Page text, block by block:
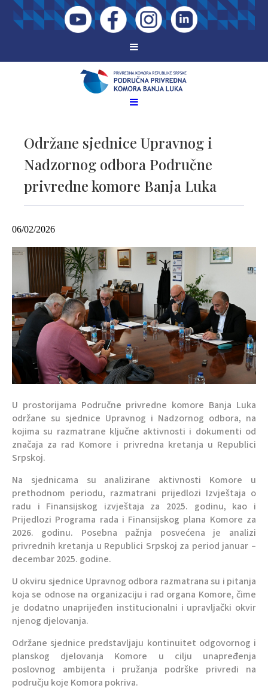
Održane sjednice Upravnog i
Nadzornog odbora Područne
privredne komore Banja Luka
06/02/2026
U prostorijama Područne privredne komore Banja Luka
održane su sjednice Upravnog i Nadzornog odbora, na
kojima su razmatrane ključne aktivnosti i dokumenti od
značaja za rad Komore i privredna kretanja u Republici
Srpskoj.
Na sjednicama su analizirane aktivnosti Komore u
prethodnom periodu, razmatrani prijedlozi Izvještaja o
radu i Finansijskog izvještaja za 2025. godinu, kao i
Prijedlozi Programa rada i Finansijskog plana Komore za
2026. godinu. Posebna pažnja posvećena je analizi
privrednih kretanja u Republici Srpskoj za period januar –
decembar 2025. godine.
U okviru sjednice Upravnog odbora razmatrana su i pitanja
koja se odnose na organizaciju i rad organa Komore, čime
je dodatno unaprijeđen institucionalni i upravljački okvir
njenog djelovanja.
Održane sjednice predstavljaju kontinuitet odgovornog i
planskog djelovanja Komore u cilju unapređenja
poslovnog ambijenta i pružanja podrške privredi na
području koje Komora pokriva.